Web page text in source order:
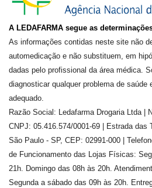
A LEDAFARMA segue as
As informações contidas neste site não
automedicação e não substituem, em
dadas pelo profissional da área médica.
diagnosticar qualquer problema de saúde
adequado.
Razão Social: Ledafarma Drogaria Ltda |
CNPJ: 05.416.574/0001-69 | Estrada das
São Paulo - SP, CEP: 02991-000 |
de Funcionamento das Lojas Físicas:
21h. Domingo das 08h às 20h.
Segunda a sábado das 09h às 20h.